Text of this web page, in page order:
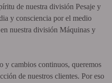
de nuestra división Pesaje y
y consciencia por el medio
nuestra división Máquinas y
y cambios continuos, queremos
de nuestros clientes. Por eso